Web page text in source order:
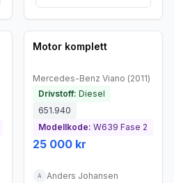
Brukt - god tilstand
Motor komplett
Mercedes-Benz Viano (2011)
Drivstoff: Diesel
651.940
Modellkode: W639 Fase 2
25 000 kr
A
Anders Johansen